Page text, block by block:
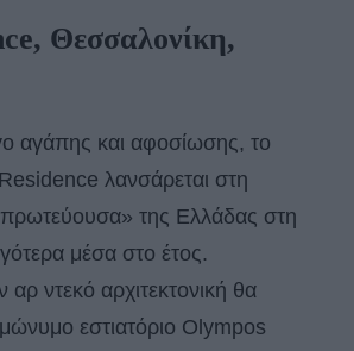
Θεσσαλονίκη,
αγάπης και αφοσίωσης, το
λανσάρεται στη
της Ελλάδας στη
μέσα στο έτος.
αρ ντεκό αρχιτεκτονική θα
εστιατόριο Olympos